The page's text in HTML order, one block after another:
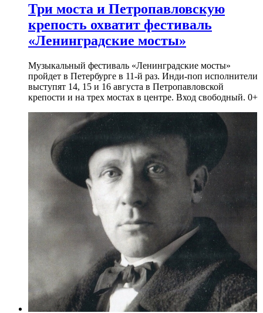
Три моста и Петропавловскую
крепость охватит фестиваль
«Ленинградские мосты»
Музыкальный фестиваль «Ленинградские мосты»
пройдет в Петербурге в 11-й раз. Инди-поп исполнители
выступят 14, 15 и 16 августа в Петропавловской
крепости и на трех мостах в центре. Вход свободный. 0+